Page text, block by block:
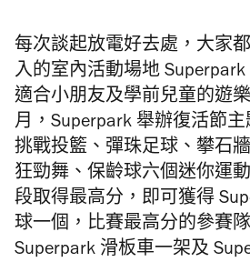
每次談起放電好去處，大家
入的室內活動場地
適合小朋友及學前兒童的遊
月，Superpark 舉辦復活節
挑戰投籃、 彈珠足球、攀石
狂勁舞、保齡球六個迷你運
段取得最高分，即可獲得
球一個，比賽最高分的參賽
Superpark 滑板車一架及